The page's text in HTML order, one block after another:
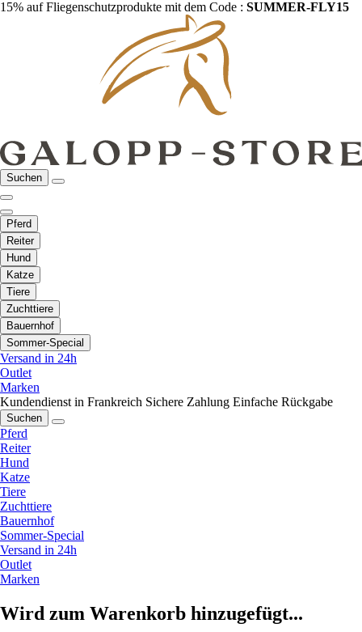
15% auf Fliegenschutzprodukte mit dem Code : SUMMER-FLY15
Suchen
Pferd
Reiter
Hund
Katze
Tiere
Zuchttiere
Bauernhof
Sommer-Special
Versand in 24h
Outlet
Marken
Kundendienst in Frankreich Sichere Zahlung Einfache Rückgabe
Suchen
Pferd
Reiter
Hund
Katze
Tiere
Zuchttiere
Bauernhof
Sommer-Special
Versand in 24h
Outlet
Marken
Wird zum Warenkorb hinzugefügt...